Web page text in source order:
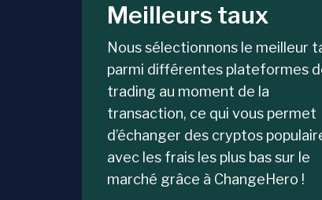
Meilleurs taux
Nous sélectionnons le meilleur
parmi différentes plateformes
trading au moment de la
transaction, ce qui vous permet
d’échanger des cryptos
avec les frais les plus bas sur le
marché grâce à ChangeHero !